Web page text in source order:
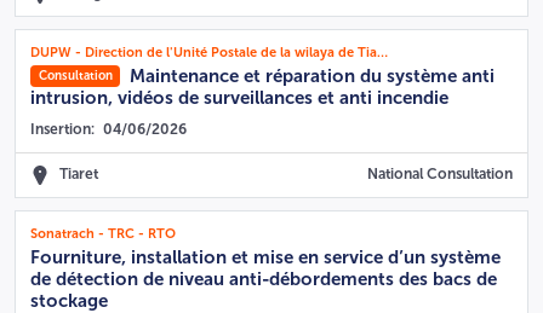
DUPW - Direction de l'Unité Postale de la wilaya de Tiaret
Consultation
Maintenance et réparation du système anti
intrusion, vidéos de surveillances et anti incendie
Insertion: 04/06/2026
Tiaret National Consultation
Sonatrach - TRC - RTO
Fourniture, installation et mise en service d’un système
de détection de niveau anti-débordements des bacs de
stockage